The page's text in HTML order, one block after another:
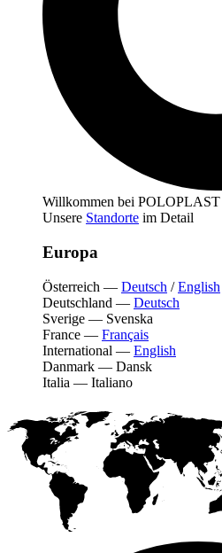
Willkommen bei POLOPLAST
Unsere Standorte im Detail
Europa
Österreich — Deutsch /English
Deutschland — Deutsch
Sverige — Svenska
France — Français
International — English
Danmark — Dansk
Italia — Italiano